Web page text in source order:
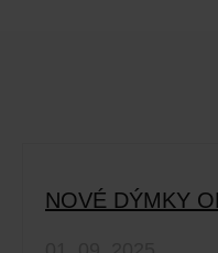
NOVÉ DÝMKY